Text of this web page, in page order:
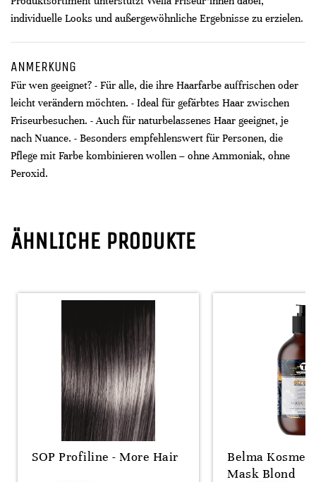
individuelle Looks und außergewöhnliche Ergebnisse zu erzielen.
ANMERKUNG
Für wen geeignet? - Für alle, die ihre Haarfarbe auffrischen oder
leicht verändern möchten. - Ideal für gefärbtes Haar zwischen
Friseurbesuchen. - Auch für naturbelassenes Haar geeignet, je
nach Nuance. - Besonders empfehlenswert für Personen, die
Pflege mit Farbe kombinieren wollen – ohne Ammoniak, ohne
Peroxid.
ÄHNLICHE PRODUKTE
SOP Profiline - More Hair
Belma
Mask Blond